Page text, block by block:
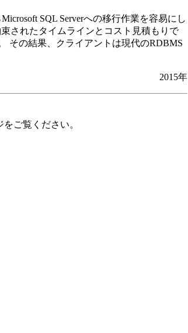
SQL Serverへの移行作業を容易にし
されたタイムラインとコスト見積もりで
その結果、クライアントは現代のRDBMS
2015年
をご覧ください。